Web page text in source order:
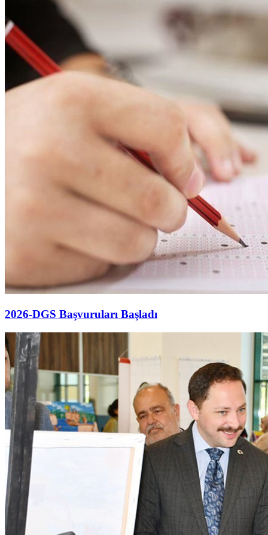
2026-DGS Başvuruları Başladı